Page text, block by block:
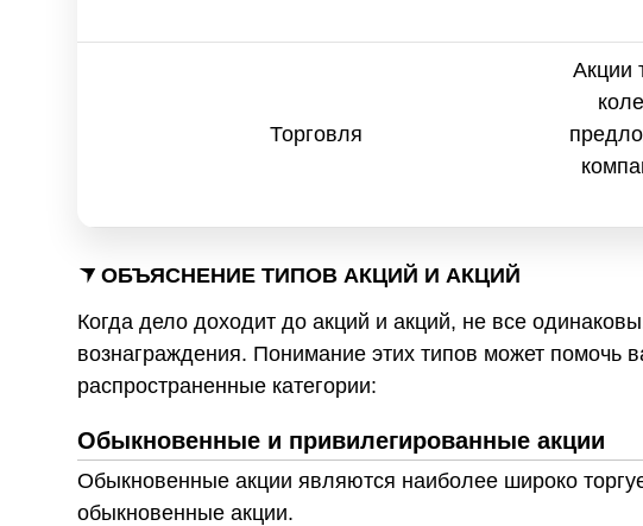
Торговля
Акции
ОБЪЯСНЕНИЕ ТИПОВ АКЦИЙ И АКЦИЙ
Когда дело доходит до акций и акций, не все
вознаграждения. Понимание этих типов может помочь
распространенные категории:
Обыкновенные и привилегированные акции
Обыкновенные акции являются наиболее широко
обыкновенные акции.